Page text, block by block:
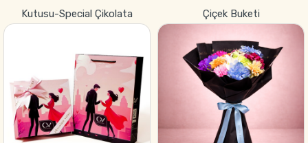
Kutusu-Special Çikolata
Çiçek Buketi